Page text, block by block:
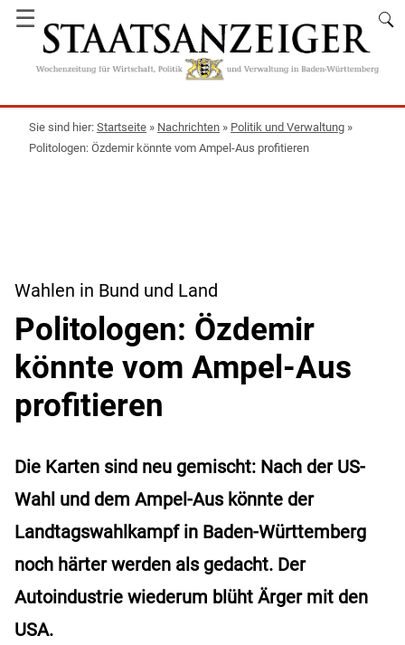
☰
Startseite » Nachrichten » Politik und Verwaltung »
Politologen: Özdemir könnte vom Ampel-Aus profitieren
Wahlen in Bund und Land
Politologen: Özdemir
könnte vom Ampel-Aus
profitieren
Die Karten sind neu gemischt: Nach der US-
Wahl und dem Ampel-Aus könnte der
Landtagswahlkampf in Baden-Württemberg
noch härter werden als gedacht. Der
Autoindustrie wiederum blüht Ärger mit den
USA.